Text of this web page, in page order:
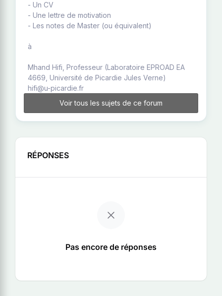
- Un CV
- Une lettre de motivation
- Les notes de Master (ou équivalent)
à
Mhand Hifi, Professeur (Laboratoire EPROAD EA
4669, Université de Picardie Jules Verne)
hifi@u-picardie.fr
Voir tous les sujets de ce forum
RÉPONSES
Pas encore de réponses